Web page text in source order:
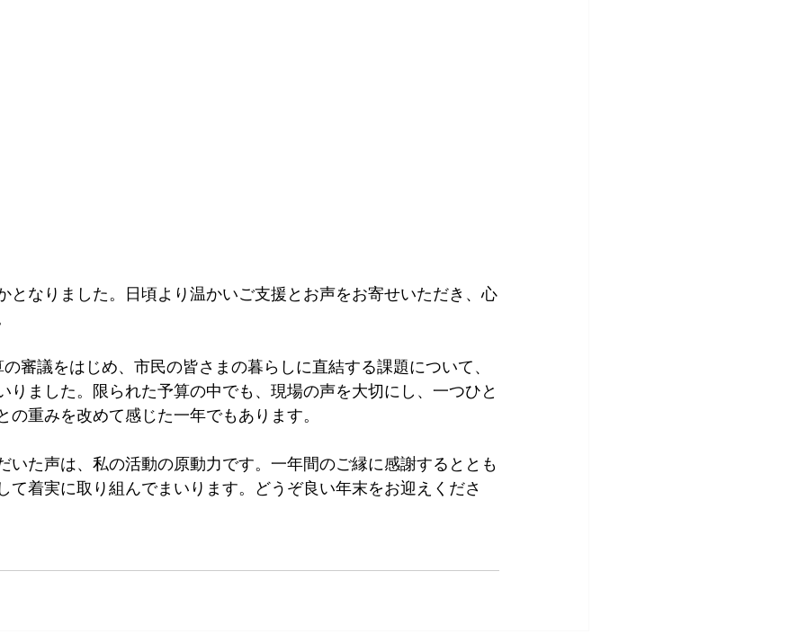
となりました。日頃より温かいご支援とお声をお寄せいただき、心
審議をはじめ、市民の皆さまの暮らしに直結する課題について、
りました。限られた予算の中でも、現場の声を大切にし、一つひと
の重みを改めて感じた一年でもあります。
いた声は、私の活動の原動力です。一年間のご縁に感謝するととも
て着実に取り組んでまいります。どうぞ良い年末をお迎えくださ